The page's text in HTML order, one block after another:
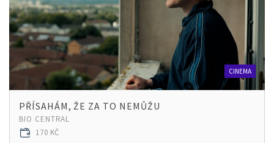
CINEMA
PŘÍSAHÁM, ŽE ZA TO NEMŮŽU
BIO CENTRAL
170 KČ